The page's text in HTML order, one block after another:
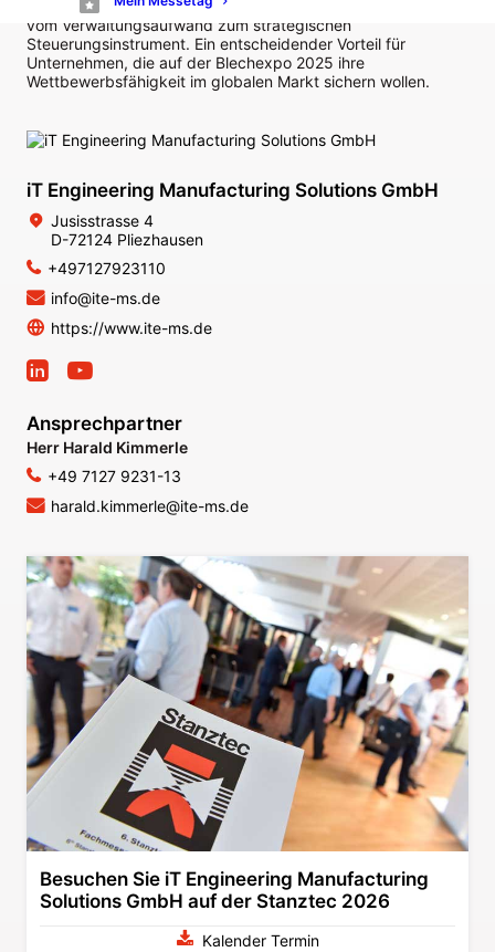
Mit dem EMC.Teamplaner wird die Personaleinsatzplanung
vom Verwaltungsaufwand zum strategischen
Steuerungsinstrument. Ein entscheidender Vorteil für
Unternehmen, die auf der Blechexpo 2025 ihre
Wettbewerbsfähigkeit im globalen Markt sichern wollen.
iT Engineering Manufacturing Solutions GmbH
Jusisstrasse 4
D-72124 Pliezhausen
+497127923110
info@ite-ms.de
https://www.ite-ms.de
Ansprechpartner
Herr Harald Kimmerle
+49 7127 9231-13
harald.kimmerle@ite-ms.de
Besuchen Sie iT Engineering Manufacturing
Solutions GmbH auf der Stanztec 2026
Kalender Termin